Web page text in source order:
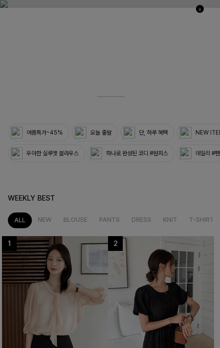
0
여름특가~45% 오늘 출발 단, 하루 혜택 NEW
우아한 실루엣 블라우스 하나로 완성된 코디 #원피스 데일리 #
WEEKLY BEST
ALL NEW BLOUSE PANTS DRESS KNIT T-SHIRT